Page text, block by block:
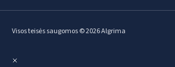
Visos teisės saugomos © 2026 Algrima